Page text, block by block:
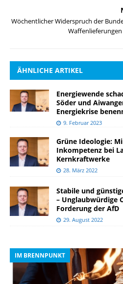
Wöchentlicher Widerspruch der
ÄHNLICHE ARTIKEL
Energiewende
Söder und
Energiekrise
9. Februar 2023
Grüne Ideologie:
Inkompetenz bei
Kernkraftwerke
28. März 2022
Stabile und
– Unglaubwürdige
Forderung der AfD
29. August 2022
IM BRENNPUNKT